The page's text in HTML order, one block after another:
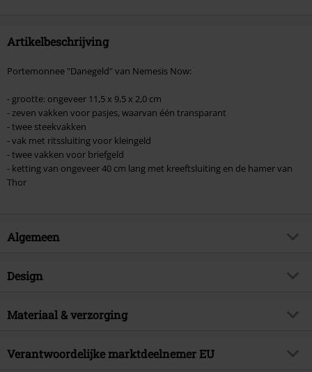
Artikelbeschrijving
Portemonnee "Danegeld" van Nemesis Now:
- grootte: ongeveer 11,5 x 9,5 x 2,0 cm
- zeven vakken voor pasjes, waarvan één transparant
- twee steekvakken
- vak met ritssluiting voor kleingeld
- twee vakken voor briefgeld
- ketting van ongeveer 40 cm lang met kreeftsluiting en de hamer van
Thor
Algemeen
Artikelnr.
Artikelonderwerp
Releasedatum
23-10-2018
Design
Producttype
Materiaal & verzorging
Buitenmateriaal polyurethaan
Verantwoordelijke marktdeelnemer EU